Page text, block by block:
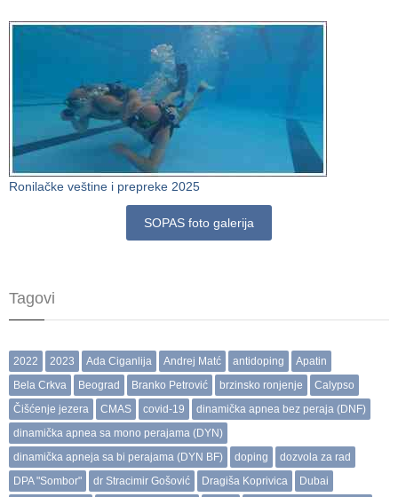
Ronilačke veštine i prepreke 2025
SOPAS foto galerija
Tagovi
2022 2023 Ada Ciganlija Andrej Matć antidoping
Apatin
Bela Crkva
Beograd Branko Petrović brzinsko ronjenje
Calypso
Čišćenje jezera
CMAS covid-19
dinamička apnea bez peraja (DNF)
dinamička apnea sa mono perajama (DYN)
dinamička apneja sa bi perajama (DYN BF)
doping
dozvola za rad
DPA "Sombor"
dr Stracimir Gošović Dragiša Koprivica
Dubai